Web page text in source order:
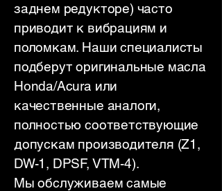
заднем редукторе) часто
приводит к вибрациям и
поломкам. Наши специалисты
подберут оригинальные масла
Honda/Acura или
качественные аналоги,
полностью соответствующие
допускам производителя (Z1,
DW-1, DPSF, VTM-4).
Мы обслуживаем самые